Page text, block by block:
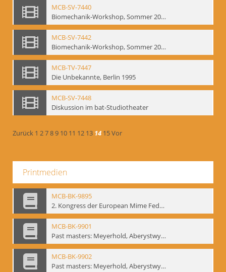
MCB-SV-7440
Biomechanik-Workshop, Sommer 2002
MCB-SV-7442
Biomechanik-Workshop, Sommer 2003
MCB-TV-7447
Die Unbekannte, Berlin 1995
MCB-SV-7448
Diskussion im bat-Studiotheater
Zurück 1 2789 10 11 12 13 14 15Vor
Printmedien
MCB-BK-9895
2. Kongress der European Mime Federation: „Rekonstruktion/Innovation“, Berlin Mai 1993 - interne Signatur: BM-prt-90-1
MCB-BK-9901
Past masters: Meyerhold, Aberystwyth, 27.-29.10.1995 - interne Signatur: BM-prt-94-1
MCB-BK-9902
Past masters: Meyerhold, Aberystwyth, 27.-29.10.1995 - interne Signatur: BM-prt-94-2